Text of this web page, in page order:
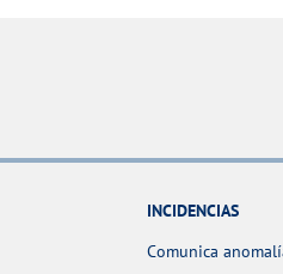
INCIDENCIAS
Comunica